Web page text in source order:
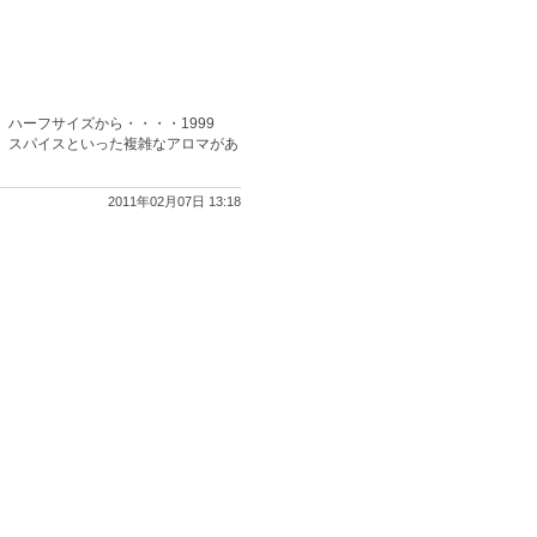
ーフサイズから・・・・1999
パイスといった複雑なアロマがあ
2011年02月07日 13:18